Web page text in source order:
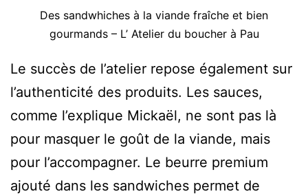
Des sandwhiches à la viande fraîche et bien
gourmands– L’ Atelier du boucher à Pau
Le succès de l’atelier repose également sur
l’authenticité des produits. Les sauces,
comme l’explique Mickaël, ne sont pas là
pour masquer le goût de la viande, mais
pour l’accompagner. Le beurre premium
ajouté dans les sandwiches permet de